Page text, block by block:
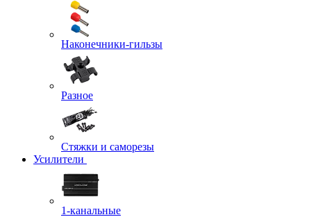
Наконечники-гильзы
Разное
Стяжки и саморезы
Усилители
1-канальные